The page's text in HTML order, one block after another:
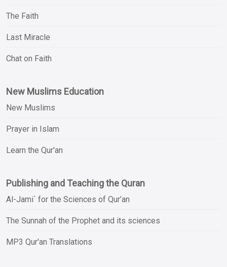
The Faith
Last Miracle
Chat on Faith
New Muslims Education
New Muslims
Prayer in Islam
Learn the Qur'an
Publishing and Teaching the Quran
Al-Jami` for the Sciences of Qur’an
The Sunnah of the Prophet and its sciences
MP3 Qur'an Translations